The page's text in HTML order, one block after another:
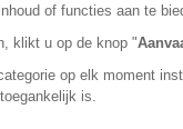
dat zachte lenzen
of functies aan te
klikt u op de knop "
op elk moment
is.